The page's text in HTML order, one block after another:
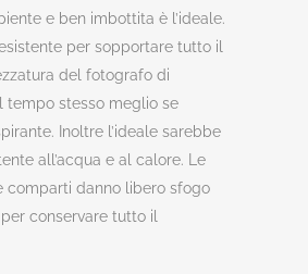
e ben imbottita è l’ideale.
per sopportare tutto il
del fotografo di
tempo stesso meglio se
Inoltre l’ideale sarebbe
all’acqua e al calore. Le
comparti danno libero sfogo
conservare tutto il